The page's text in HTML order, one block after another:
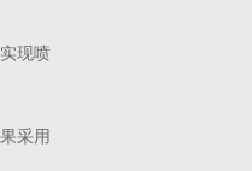
现喷
采用